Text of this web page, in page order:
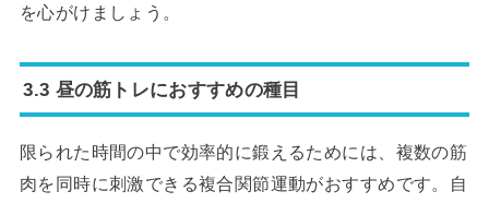
を心がけましょう。
3.3 昼の筋トレにおすすめの種目
限られた時間の中で効率的に鍛えるためには、複数の筋
肉を同時に刺激できる複合関節運動がおすすめです。自